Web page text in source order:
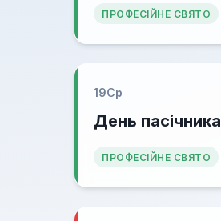
ПРОФЕСІЙНЕ СВЯТО
19Ср
День пасічника
ПРОФЕСІЙНЕ СВЯТО